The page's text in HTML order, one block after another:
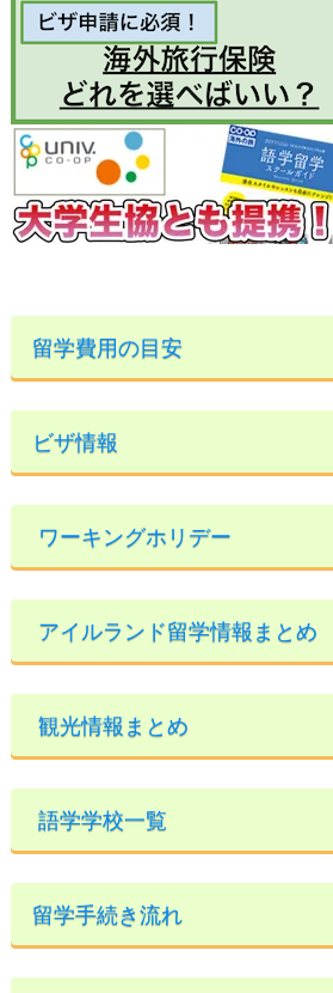
留学費用の目安
ビザ情報
ワーキングホリデー
アイルランド留学情報まとめ
観光情報まとめ
語学学校一覧
留学手続き流れ